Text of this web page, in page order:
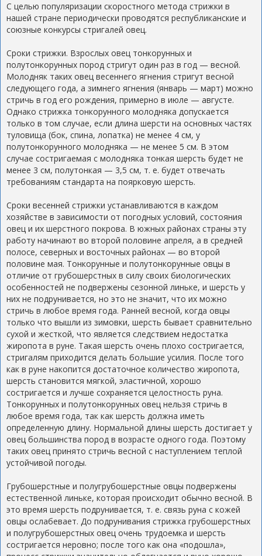
С целью популяризации скоростного метода стрижки в
нашей стране периодически проводятся республиканские и
союзные конкурсы стригалей овец.
Сроки стрижки. Взрослых овец тонкорунных и
полутонкорунных пород стригут один раз в год — весной.
Молодняк таких овец весеннего ягнения стригут весной
следующего года, а зимнего ягнения (январь — март) можно
стричь в год его рождения, примерно в июле — августе.
Однако стрижка тонкорунного молодняка допускается
только в том случае, если длина шерсти на основных частях
туловища (бок, спина, лопатка) не менее 4 см, у
полутонкорунного молодняка — не менее 5 см. В этом
случае состригаемая с молодняка тонкая шерсть будет не
менее 3 см, полутонкая — 3,5 см, т. е. будет отвечать
требованиям стандарта на поярковую шерсть.
Сроки весенней стрижки устанавливаются в каждом
хозяйстве в зависимости от погодных условий, состояния
овец и их шерстного покрова. В южных районах страны эту
работу начинают во второй половине апреля, а в средней
полосе, северных и восточных районах — во второй
половине мая. Тонкорунные и полутонкорунные овцы в
отличие от грубошерстных в силу своих биологических
особенностей не подвержены сезонной линьке, и шерсть у
них не подрунивается, но это не значит, что их можно
стричь в любое время года. Ранней весной, когда овцы
только что вышли из зимовки, шерсть бывает сравнительно
сухой и жесткой, что является следствием недостатка
жиропота в руне. Такая шерсть очень плохо состригается,
стригалям приходится делать большие усилия. После того
как в руне накопится достаточное количество жиропота,
шерсть становится мягкой, эластичной, хорошо
состригается и лучше сохраняется целостность руна.
Тонкорунных и полутонкорунных овец нельзя стричь в
любое время года, так как шерсть должна иметь
определенную длину. Нормальной длины шерсть достигает у
овец большинства пород в возрасте одного года. Поэтому
таких овец принято стричь весной с наступлением теплой
устойчивой погоды.
Грубошерстные и полугрубошерстные овцы подвержены
естественной линьке, которая происходит обычно весной. В
это время шерсть подрунивается, т. е. связь руна с кожей
овцы ослабевает. До подрунивания стрижка грубошерстных
и полугрубошерстных овец очень трудоемка и шерсть
состригается неровно; после того как она «подошла»,